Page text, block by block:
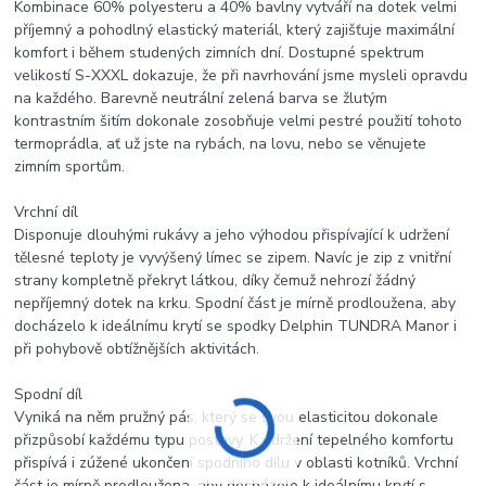
Kombinace 60% polyesteru a 40% bavlny vytváří na dotek velmi
příjemný a pohodlný elastický materiál, který zajišťuje maximální
komfort i během studených zimních dní. Dostupné spektrum
velikostí S-XXXL dokazuje, že při navrhování jsme mysleli opravdu
na každého. Barevně neutrální zelená barva se žlutým
kontrastním šitím dokonale zosobňuje velmi pestré použití tohoto
termoprádla, ať už jste na rybách, na lovu, nebo se věnujete
zimním sportům.
Vrchní díl
Disponuje dlouhými rukávy a jeho výhodou přispívající k udržení
tělesné teploty je vyvýšený límec se zipem. Navíc je zip z vnitřní
strany kompletně překryt látkou, díky čemuž nehrozí žádný
nepříjemný dotek na krku. Spodní část je mírně prodloužena, aby
docházelo k ideálnímu krytí se spodky Delphin TUNDRA Manor i
při pohybově obtížnějších aktivitách.
Spodní díl
Vyniká na něm pružný pás, který se svou elasticitou dokonale
přizpůsobí každému typu postavy. K udržení tepelného komfortu
přispívá i zúžené ukončení spodního dílu v oblasti kotníků. Vrchní